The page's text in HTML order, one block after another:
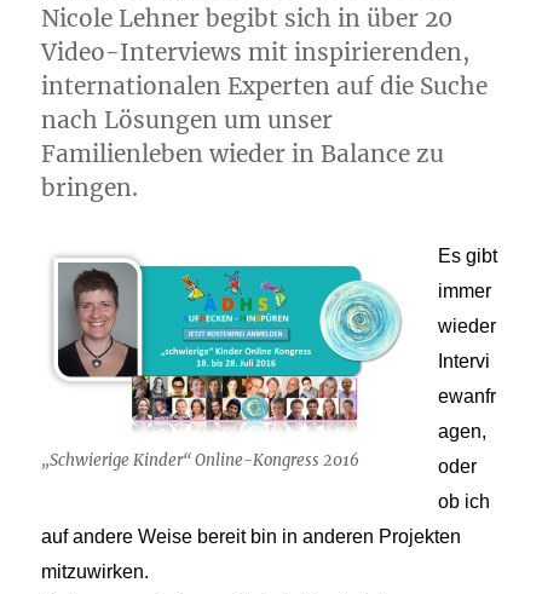
Nicole Lehner begibt sich in über 20
Video-Interviews mit inspirierenden,
internationalen Experten auf die Suche
nach Lösungen um unser
Familienleben wieder in Balance zu
bringen.
„Schwierige Kinder“ Online-Kongress 2016
Es gibt
immer
wieder
Intervi
ewanfr
agen,
oder
ob ich
auf andere Weise bereit bin in anderen Projekten
mitzuwirken.